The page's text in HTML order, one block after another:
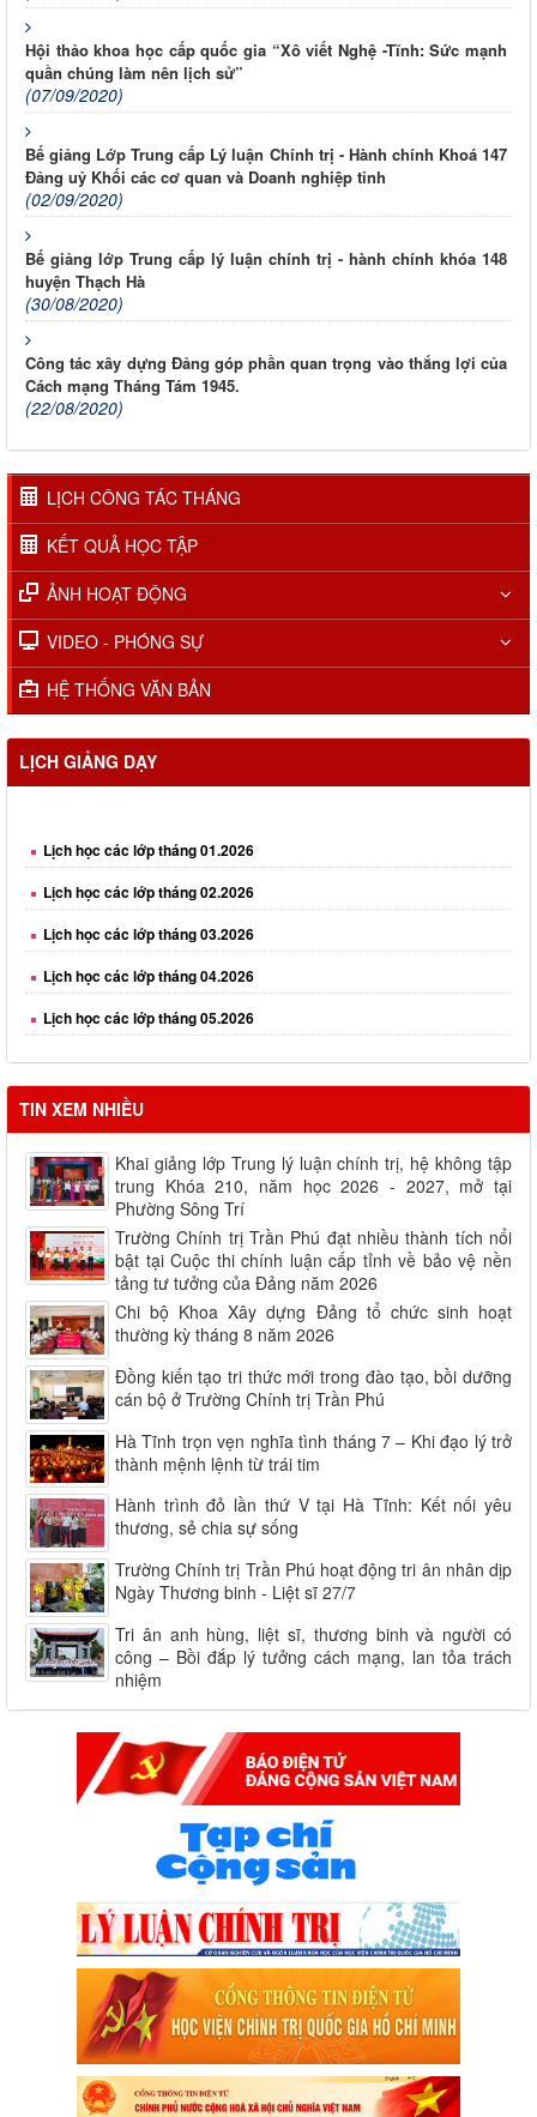
Hội thảo khoa học cấp quốc gia “Xô viết Nghệ -Tĩnh: Sức mạnh
quần chúng làm nên lịch sử”
(07/09/2020)
Bế giảng Lớp Trung cấp Lý luận Chính trị - Hành chính Khoá 147
Đảng uỷ Khối các cơ quan và Doanh nghiệp tỉnh
(02/09/2020)
Bế giảng lớp Trung cấp lý luận chính trị - hành chính khóa 148
huyện Thạch Hà
(30/08/2020)
Công tác xây dựng Đảng góp phần quan trọng vào thắng lợi của
Cách mạng Tháng Tám 1945.
(22/08/2020)
LỊCH CÔNG TÁC THÁNG
KẾT QUẢ HỌC TẬP
ẢNH HOẠT ĐỘNG
VIDEO - PHÓNG SỰ
HỆ THỐNG VĂN BẢN
LỊCH GIẢNG DẠY
Lịch học các lớp tháng 02.2026
Lịch học các lớp tháng 03.2026
Lịch học các lớp tháng 04.2026
Lịch học các lớp tháng 05.2026
Lịch học các lớp tháng 06.2026
Lịch học các lớp tháng 08.2026
TIN XEM NHIỀU
Khai giảng lớp Trung lý luận chính trị, hệ không tập
trung Khóa 210, năm học 2026 - 2027, mở tại
Phường Sông Trí
Trường Chính trị Trần Phú đạt nhiều thành tích nổi
bật tại Cuộc thi chính luận cấp tỉnh về bảo vệ nền
tảng tư tưởng của Đảng năm 2026
Chi bộ Khoa Xây dựng Đảng tổ chức sinh hoạt
thường kỳ tháng 8 năm 2026
Đồng kiến tạo tri thức mới trong đào tạo, bồi dưỡng
cán bộ ở Trường Chính trị Trần Phú
Hà Tĩnh trọn vẹn nghĩa tình tháng 7 – Khi đạo lý trở
thành mệnh lệnh từ trái tim
Hành trình đỏ lần thứ V tại Hà Tĩnh: Kết nối yêu
thương, sẻ chia sự sống
Trường Chính trị Trần Phú hoạt động tri ân nhân dịp
Ngày Thương binh - Liệt sĩ 27/7
Tri ân anh hùng, liệt sĩ, thương binh và người có
công – Bồi đắp lý tưởng cách mạng, lan tỏa trách
nhiệm